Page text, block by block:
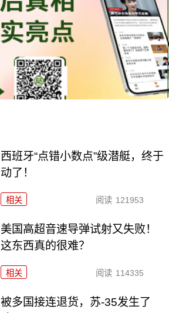
西班牙“点错小数点”级潜艇，终于
动了！
相关 阅读 121953
美国高超音速导弹试射又失败！
这东西真的很难？
相关 阅读 114335
被多国接连退货，苏-35发生了